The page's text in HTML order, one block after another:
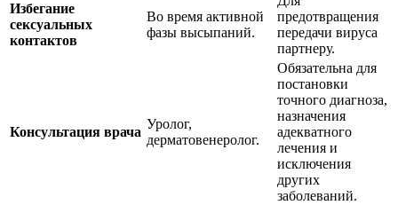
Избегание
сексуальных
контактов
Во время активной
фазы высыпаний.
предотвращения
передачи вируса
партнеру.
Консультация врача
Уролог,
дерматовенеролог.
Обязательна для
постановки
точного диагноза,
назначения
адекватного
лечения и
исключения
других
заболеваний.